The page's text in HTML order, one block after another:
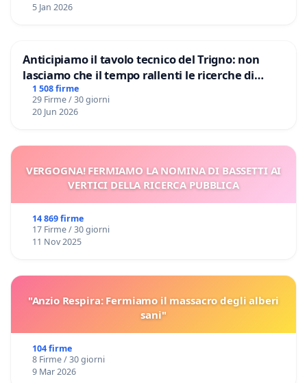
5 Jan 2026
Anticipiamo il tavolo tecnico del Trigno: non
lasciamo che il tempo rallenti le ricerche di
Domenico Racanati
1 508 firme
29 Firme / 30 giorni
20 Jun 2026
VERGOGNA! FERMIAMO LA NOMINA DI BASSETTI AI
VERTICI DELLA RICERCA PUBBLICA
14 869 firme
17 Firme / 30 giorni
11 Nov 2025
"Anzio Respira: Fermiamo il massacro degli alberi
sani"
104 firme
8 Firme / 30 giorni
9 Mar 2026